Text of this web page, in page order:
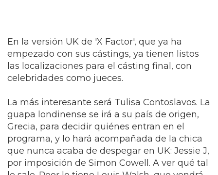
En la versión UK de 'X Factor', que ya ha
empezado con sus cástings, ya tienen listos
las localizaciones para el cásting final, con
celebridades como jueces.
La más interesante será Tulisa Contoslavos. La
guapa londinense se irá a su país de origen,
Grecia, para decidir quiénes entran en el
programa, y lo hará acompañada de la chica
que nunca acaba de despegar en UK: Jessie J,
por imposición de Simon Cowell. A ver qué tal